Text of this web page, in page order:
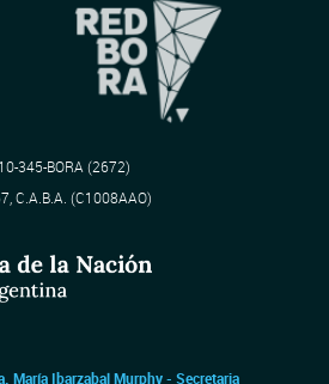
345-BORA (2672)
C.A.B.A. (C1008AAO)
María Ibarzabal Murphy - Secretaria